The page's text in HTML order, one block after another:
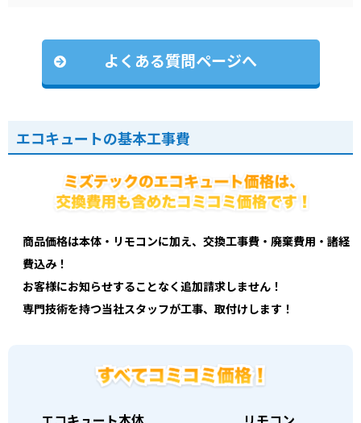
よくある質問ページへ
エコキュートの基本工事費
商品価格は本体・リモコンに加え、交換工事費・廃棄費用・諸経
費込み！
お客様にお知らせすることなく追加請求しません！
専門技術を持つ当社スタッフが工事、取付けします！